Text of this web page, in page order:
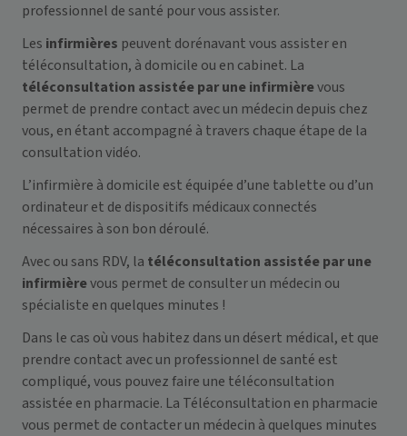
professionnel de santé pour vous assister.
Les infirmières peuvent dorénavant vous assister en
téléconsultation, à domicile ou en cabinet. La
téléconsultation assistée par une infirmièrevous
permet de prendre contact avec un médecin depuis chez
vous, en étant accompagné à travers chaque étape de la
consultation vidéo.
L’infirmière à domicile est équipée d’une tablette ou d’un
ordinateur et de dispositifs médicaux connectés
nécessaires à son bon déroulé.
Avec ou sans RDV, la téléconsultation assistée par une
infirmièrevous permet de consulter un médecin ou
spécialiste en quelques minutes !
Dans le cas où vous habitez dans un désert médical, et que
prendre contact avec un professionnel de santé est
compliqué, vous pouvez faire une téléconsultation
assistée en pharmacie. La Téléconsultation en pharmacie
vous permet de contacter un médecin à quelques minutes